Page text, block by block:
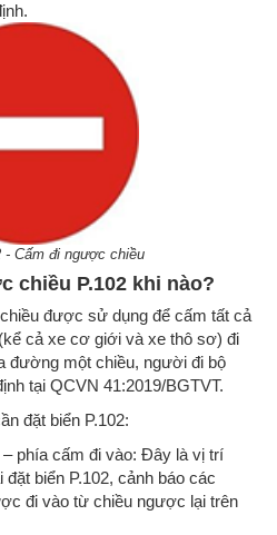
- Cấm đi ngược chiều
chiều P.102 khi nào?
được sử dụng để cấm tất cả
cả xe cơ giới và xe thô sơ) đi
đường một chiều, người đi bộ
tại QCVN 41:2019/BGTVT.
đặt biển P.102:
phía cấm đi vào: Đây là vị trí
biển P.102, cảnh báo các
đi vào từ chiều ngược lại trên